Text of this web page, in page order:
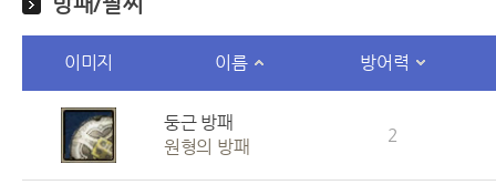
이미지 이름 방어력
둥근 방패
원형의 방패
2